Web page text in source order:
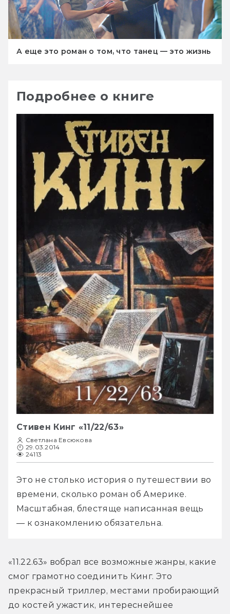
А еще это роман о том, что танец — это жизнь
Подробнее о книге
Стивен Кинг «11/22/63»
Светлана Евсюкова
29.03.2014
24113
Это не столько история о путешествии во
времени, сколько роман об Америке.
Масштабная, блестяще написанная вещь
— к ознакомлению обязательна.
«11.22.63» вобрал все возможные жанры, какие
смог грамотно соединить Кинг. Это
прекрасный триллер, местами пробирающий
до костей ужастик, интереснейшее